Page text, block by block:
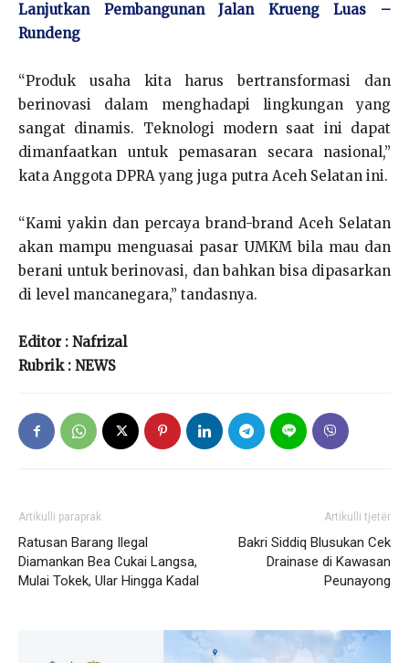
Lanjutkan Pembangunan Jalan Krueng Luas –
Rundeng
“Produk usaha kita harus bertransformasi dan
berinovasi dalam menghadapi lingkungan yang
sangat dinamis. Teknologi modern saat ini dapat
dimanfaatkan untuk pemasaran secara nasional,”
kata Anggota DPRA yang juga putra Aceh Selatan ini.
“Kami yakin dan percaya brand-brand Aceh Selatan
akan mampu menguasai pasar UMKM bila mau dan
berani untuk berinovasi, dan bahkan bisa dipasarkan
di level mancanegara,” tandasnya.
Editor : Nafrizal
Rubrik : NEWS
Artikulli paraprak
Ratusan Barang Ilegal
Diamankan Bea Cukai Langsa,
Mulai Tokek, Ular Hingga Kadal
Artikulli tjetër
Bakri Siddiq Blusukan Cek
Drainase di Kawasan
Peunayong